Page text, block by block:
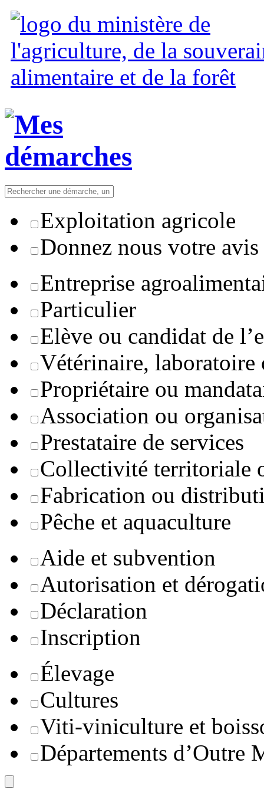
Exploitation agricole
Donnez nous votre avis
Entreprise
Particulier
Elève ou candidat de
Vétérinaire, laboratoire
Propriétaire ou
Association ou
Prestataire de services
Collectivité territoriale
Fabrication ou
Pêche et aquaculture
Aide et subvention
Autorisation et
Déclaration
Inscription
Élevage
Cultures
Viti-viniculture et
Départements d’Outre